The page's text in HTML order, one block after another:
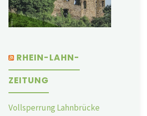
RHEIN-LAHN-
ZEITUNG
Vollsperrung Lahnbrücke